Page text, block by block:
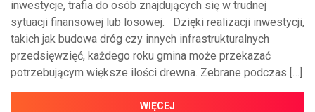
inwestycje, trafia do osób znajdujących się w trudnej
sytuacji finansowej lub losowej. Dzięki realizacji inwestycji,
takich jak budowa dróg czy innych infrastrukturalnych
przedsięwzięć, każdego roku gmina może przekazać
potrzebującym większe ilości drewna. Zebrane podczas […]
WIĘCEJ